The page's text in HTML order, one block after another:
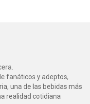
fanáticos y adeptos,
una de las bebidas más
realidad cotidiana